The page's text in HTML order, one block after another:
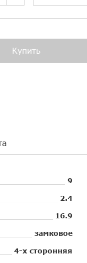
Купить
9
2.4
16.9
замковое
4-х сторонняя